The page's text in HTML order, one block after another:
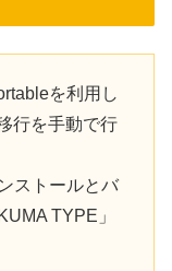
を利用し
行を手動で行
ストールとバ
TYPE」